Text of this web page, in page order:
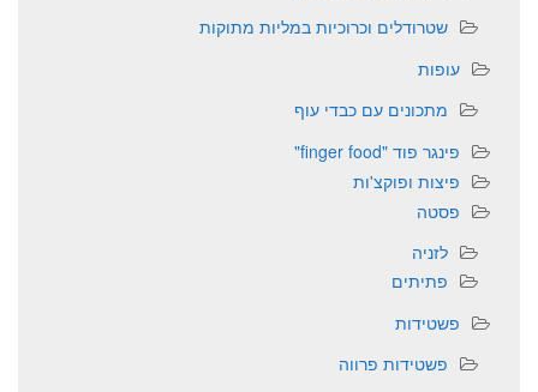
שטרודלים וכרוכיות במליות מתוקות
עופות
מתכונים עם כבדי עוף
פינגר פוד "finger food"
פיצות ופוקצ'ות
פסטה
לזניה
פתיתים
פשטידות
פשטידות פרווה